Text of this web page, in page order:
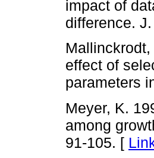
impact of
difference.
effect of
parameters
Meyer, K.
among
91-105. [